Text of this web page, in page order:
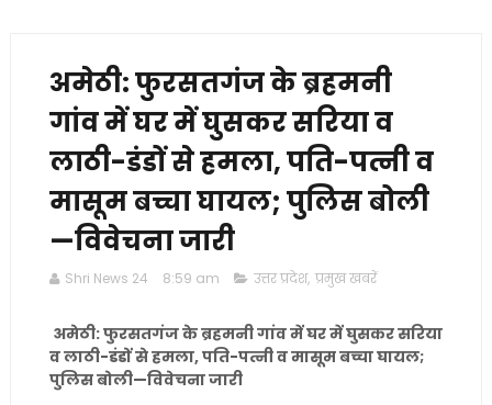
अमेठी: फुरसतगंज के ब्रहमनी
गांव में घर में घुसकर सरिया व
लाठी-डंडों से हमला, पति-पत्नी व
मासूम बच्चा घायल; पुलिस बोली
—विवेचना जारी
Shri News 24 8:59 am उत्तर प्रदेश, प्रमुख खबरें
अमेठी: फुरसतगंज के ब्रहमनी गांव में घर में घुसकर सरिया
व लाठी-डंडों से हमला, पति-पत्नी व मासूम बच्चा घायल;
पुलिस बोली—विवेचना जारी